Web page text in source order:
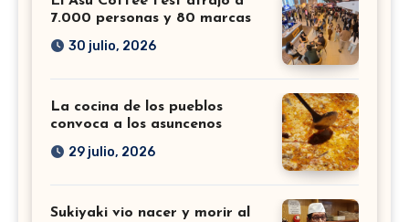
7.000 personas y 80 marcas
30 julio, 2026
La cocina de los pueblos
convoca a los asuncenos
29 julio, 2026
Sukiyaki vio nacer y morir al